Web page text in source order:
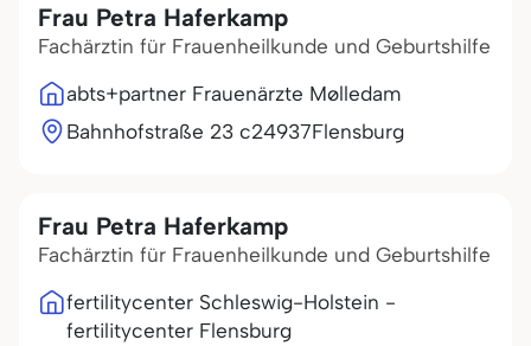
Frau Petra Haferkamp
Fachärztin für Frauenheilkunde und Geburtshilfe
abts+partner Frauenärzte Mølledam
Bahnhofstraße 23 c24937Flensburg
Frau Petra Haferkamp
Fachärztin für Frauenheilkunde und Geburtshilfe
fertilitycenter Schleswig-Holstein -
fertilitycenter Flensburg